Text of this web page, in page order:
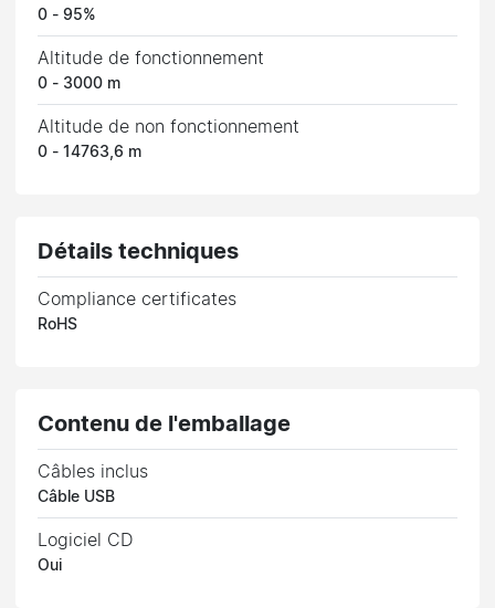
0 - 95%
Altitude de fonctionnement
0 - 3000 m
Altitude de non fonctionnement
0 - 14763,6 m
Détails techniques
Compliance certificates
RoHS
Contenu de l'emballage
Câbles inclus
Câble USB
Logiciel CD
Oui